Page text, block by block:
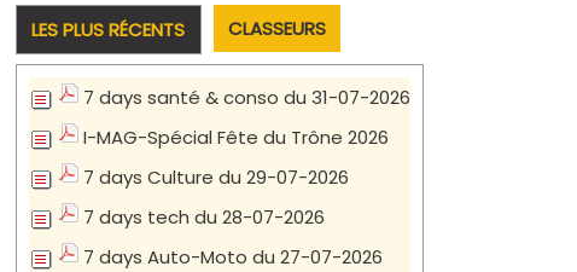
LES PLUS RÉCENTS CLASSEURS
7 days santé & conso du 31-07-2026
I-MAG-Spécial Fête du Trône 2026
7 days Culture du 29-07-2026
7 days tech du 28-07-2026
7 days Auto-Moto du 27-07-2026